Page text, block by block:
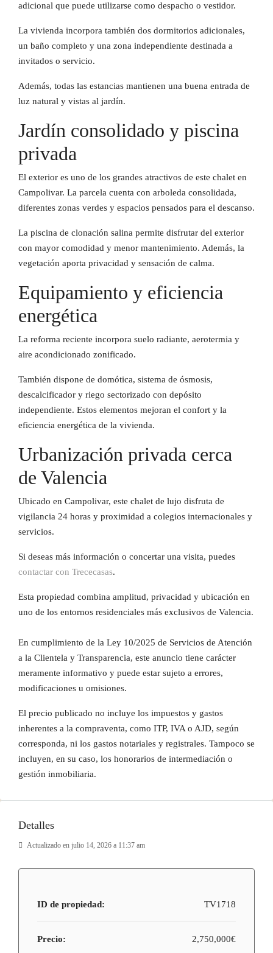
adicional que puede utilizarse como despacho o vestidor.
La vivienda incorpora también dos dormitorios adicionales,
un baño completo y una zona independiente destinada a
invitados o servicio.
Además, todas las estancias mantienen una buena entrada de
luz natural y vistas al jardín.
Jardín consolidado y piscina
privada
El exterior es uno de los grandes atractivos de este chalet en
Campolivar. La parcela cuenta con arboleda consolidada,
diferentes zonas verdes y espacios pensados para el descanso.
La piscina de clonación salina permite disfrutar del exterior
con mayor comodidad y menor mantenimiento. Además, la
vegetación aporta privacidad y sensación de calma.
Equipamiento y eficiencia
energética
La reforma reciente incorpora suelo radiante, aerotermia y
aire acondicionado zonificado.
También dispone de domótica, sistema de ósmosis,
descalcificador y riego sectorizado con depósito
independiente. Estos elementos mejoran el confort y la
eficiencia energética de la vivienda.
Urbanización privada cerca
de Valencia
Ubicado en Campolivar, este chalet de lujo disfruta de
vigilancia 24 horas y proximidad a colegios internacionales y
servicios.
Si deseas más información o concertar una visita, puedes
contactar con Trececasas.
Esta propiedad combina amplitud, privacidad y ubicación en
uno de los entornos residenciales más exclusivos de Valencia.
En cumplimiento de la Ley 10/2025 de Servicios de Atención
a la Clientela y Transparencia, este anuncio tiene carácter
meramente informativo y puede estar sujeto a errores,
modificaciones u omisiones.
El precio publicado no incluye los impuestos y gastos
inherentes a la compraventa, como ITP, IVA o AJD, según
corresponda, ni los gastos notariales y registrales. Tampoco se
incluyen, en su caso, los honorarios de intermediación o
gestión inmobiliaria.
Detalles
Actualizado en julio 14, 2026 a 11:37 am
ID de propiedad: TV1718
Precio: 2,750,000€